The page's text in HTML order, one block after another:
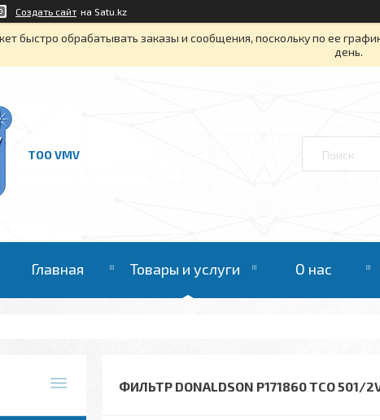
Создать сайт на Satu.kz
быстро обрабатывать заказы и сообщения, поскольку по ее
день.
ТОО VMV
Главная Товары и услуги О нас
ФИЛЬТР DONALDSON P171860 TCO 501/